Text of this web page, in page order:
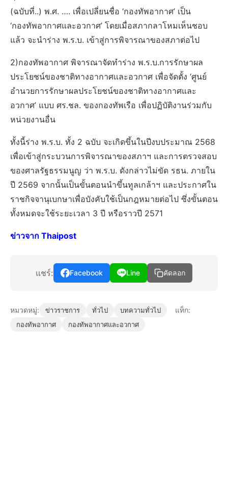
(ฉบับที่..) พ.ศ. …. เพื่อเปลี่ยนชื่อ ‘กองทัพอากาศ’ เป็น
‘กองทัพอากาศและอวกาศ’ โดยเมื่อสภากลาโหมเห็นชอบ
แล้ว จะนำร่าง พ.ร.บ. เข้าสู่การพิจารณาของสภาต่อไป
2)กองทัพอากาศ พิจารณาจัดทำร่าง พ.ร.บ.การรักษาผล
ประโยชน์ของชาติทางอากาศและอวกาศ เพื่อจัดตั้ง ‘ศูนย์
อำนวยการรักษาผลประโยชน์ของชาติทางอากาศและ
อวกาศ’ แบบ ศร.ชล. ของกองทัพเรือ เพื่อปฏิบัติงานร่วมกับ
หน่วยงานอื่น
ทั้งนี้ร่าง พ.ร.บ. ทั้ง 2 ฉบับ จะเกิดขึ้นในปีงบประมาณ 2568
เพื่อเข้าสู่กระบวนการพิจารณาของสภาฯ และการตรวจสอบ
ของศาลรัฐธรรมนูญ ว่า พ.ร.บ. ดังกล่าวไม่ขัด รธน. ภายใน
ปี 2569 จากนั้นเป็นขั้นตอนนำขึ้นทูลเกล้าฯ และประกาศใน
ราชกิจจานุเบกษาเพื่อบังคับใช้เป็นกฎหมายต่อไป ซึ่งขั้นตอน
ทั้งหมดจะใช้ระยะเวลา 3 ปี หรือราวปี 2571
ข่าวจาก Thaipost
แชร์: Facebook Line คัดลอก
หมวดหมู่: ข่าวราชการ ทั่วไป บทความทั่วไป แท็ก:
กองทัพอากาศ กองทัพอากาศและอวกาศ